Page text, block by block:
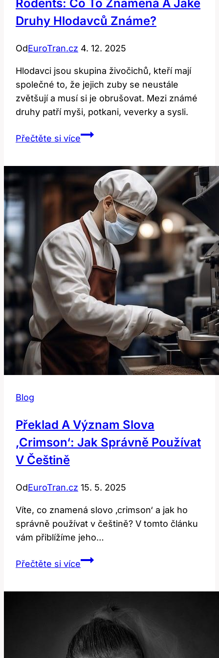
Rodents: Co To Znamená A Jaké
Druhy Hlodavců Známe?
OdEuroTran.cz 4. 12. 2025
Hlodavci jsou skupina živočichů, kteří mají
společné to, že jejich zuby se neustále
zvětšují a musí si je obrušovat. Mezi známé
druhy patří myši, potkani, veverky a sysli.
Přečtěte si víceRodents:
znamená
jaké
druhy
hlodavců
známe?
Blog
Překlad A Význam Slova
‚crimson‘: Jak Správně Používat
V Češtině
OdEuroTran.cz 15. 5. 2025
Víte, co znamená slovo ‚crimson‘ a jak ho
správně používat v češtině? V tomto článku
vám přiblížíme jeho…
Přečtěte si vícePřeklad
‚crimson‘:
Jak
správně
používat